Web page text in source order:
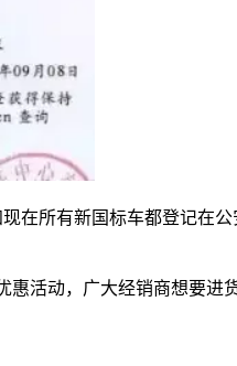
在所有新国标车都登记在
活动，广大经销商想要